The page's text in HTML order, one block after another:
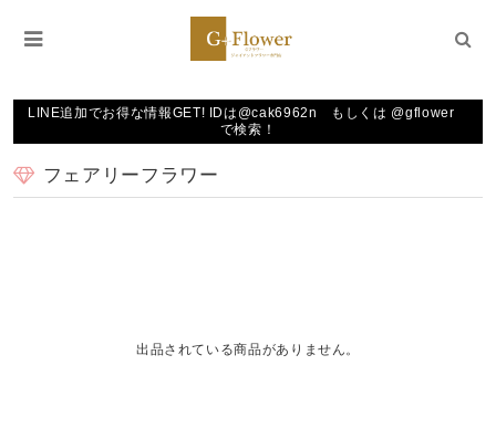
LINE追加でお得な情報GET! IDは@cak6962n もしくは @gflower
で検索！
フェアリーフラワー
出品されている商品がありません。